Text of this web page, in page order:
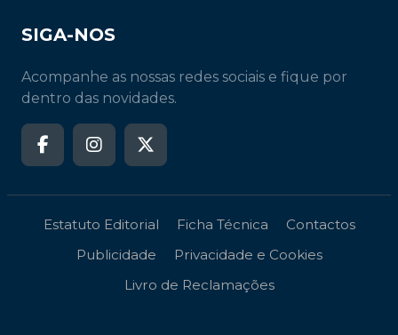
SIGA-NOS
Acompanhe as nossas redes sociais e fique por
dentro das novidades.
Estatuto Editorial Ficha Técnica
Contactos
Publicidade
Privacidade e Cookies
Livro de Reclamações